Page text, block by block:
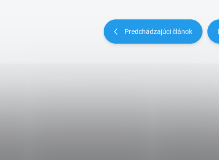
Predchádzajúci článok